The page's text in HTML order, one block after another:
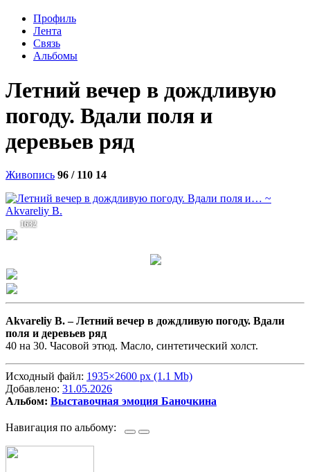
Профиль
Лента
Связь
Альбомы
Летний вечер в дождливую
погоду. Вдали поля и
деревьев ряд
Живопись 96 / 110 14
1632
Akvareliy B. –Летний вечер в дождливую погоду. Вдали
поля и деревьев ряд
40 на 30. Часовой этюд. Масло, синтетический холст.
Исходный файл: 1935×2600 px (1.1 Mb)
Добавлено: 31.05.2026
Альбом: Выставочная эмоция Баночкина
Навигация по альбому: